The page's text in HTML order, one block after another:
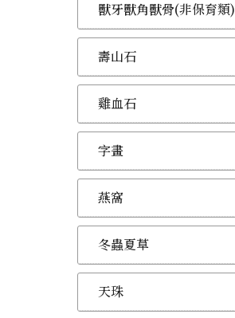
獸牙獸角獸骨(非保育類)
壽山石
雞血石
字畫
燕窩
冬蟲夏草
天珠